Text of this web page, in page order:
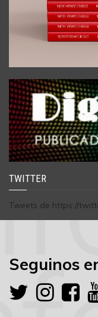
TWITTER
Tweets de https://
Seguinos